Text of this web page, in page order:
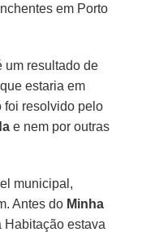
em Porto
um resultado de
estaria em
foi resolvido pelo
e nem por outras
municipal,
Antes do Minha
Habitação estava